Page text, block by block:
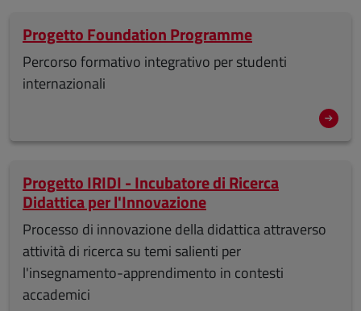
Progetto Foundation Programme
Percorso formativo integrativo per studenti
internazionali
Progetto IRIDI - Incubatore di Ricerca
Didattica per l'Innovazione
Processo di innovazione della didattica attraverso
attività di ricerca su temi salienti per
l'insegnamento-apprendimento in contesti
accademici